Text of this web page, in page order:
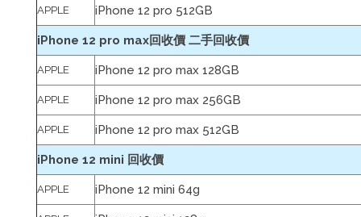
APPLE iPhone 12 pro 512GB
iPhone 12 pro max回收價 二手回收價
APPLE iPhone 12 pro max 128GB
APPLE iPhone 12 pro max 256GB
APPLE iPhone 12 pro max 512GB
iPhone 12 mini 回收價
APPLE iPhone 12 mini 64g